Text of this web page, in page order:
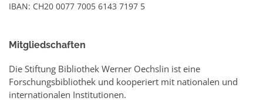
IBAN: CH20 0077 7005 6143 7197 5
Mitgliedschaften
Die Stiftung Bibliothek Werner Oechslin ist eine
Forschungsbibliothek und kooperiert mit nationalen und
internationalen Institutionen.